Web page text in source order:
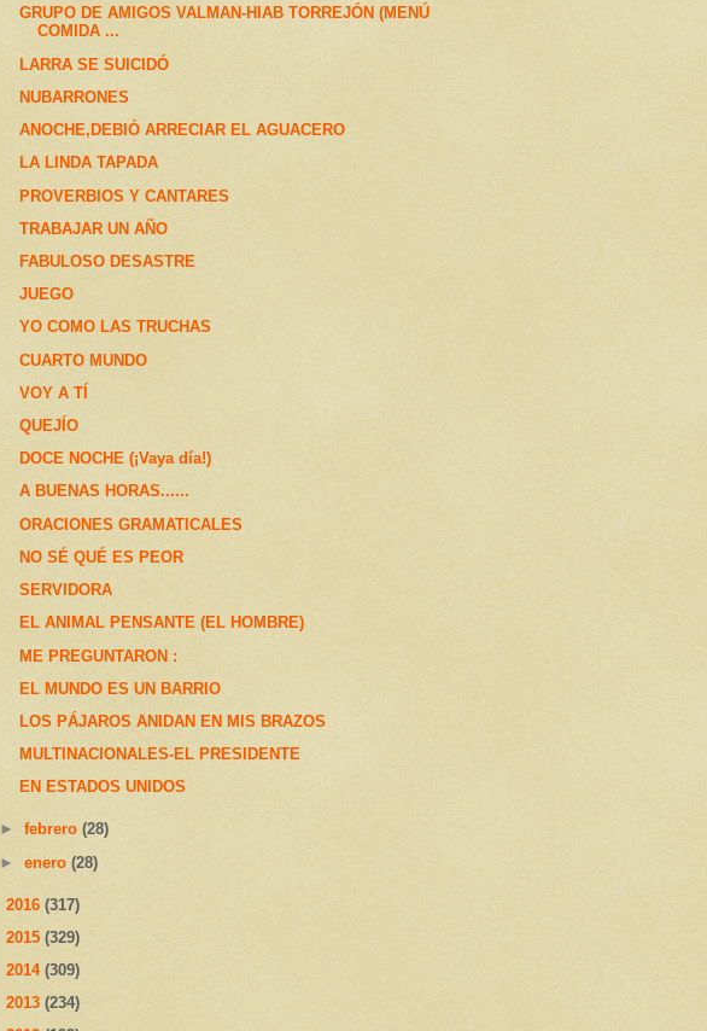
GRUPO DE AMIGOS VALMAN-HIAB TORREJÓN (MENÚ
COMIDA ...
LARRA SE SUICIDÓ
NUBARRONES
ANOCHE,DEBIÓ ARRECIAR EL AGUACERO
LA LINDA TAPADA
PROVERBIOS Y CANTARES
TRABAJAR UN AÑO
FABULOSO DESASTRE
JUEGO
YO COMO LAS TRUCHAS
CUARTO MUNDO
VOY A TÍ
QUEJÍO
DOCE NOCHE (¡Vaya día!)
A BUENAS HORAS......
ORACIONES GRAMATICALES
NO SÉ QUÉ ES PEOR
SERVIDORA
EL ANIMAL PENSANTE (EL HOMBRE)
ME PREGUNTARON :
EL MUNDO ES UN BARRIO
LOS PÁJAROS ANIDAN EN MIS BRAZOS
MULTINACIONALES-EL PRESIDENTE
EN ESTADOS UNIDOS
►febrero(28)
►enero(28)
2016 (317)
2015 (329)
2014 (309)
2013 (234)